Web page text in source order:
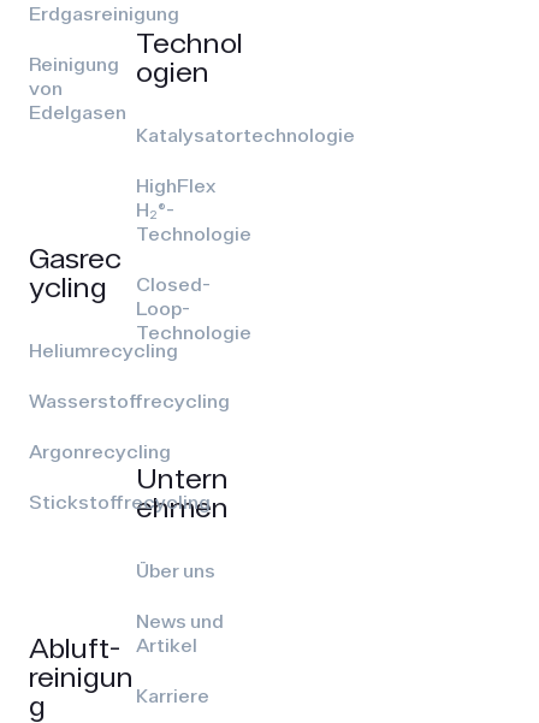
Erdgasreinigung
Reinigung
von
Edelgasen
Gasrec
ycling
Heliumrecycling
Wasserstoffrecycling
Argonrecycling
Stickstoffrecycling
Abluft­
reinigun
g
Technol
ogien
Katalysatortechnologie
HighFlex
H₂®-
Technologie
Closed-
Loop-
Technologie
Untern
ehmen
Über uns
News und
Artikel
Karriere